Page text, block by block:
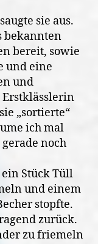
sie aus.
bekannten
bereit, sowie
und eine
und
Erstklässlerin
„sortierte“
ich mal
noch
Stück Tüll
und einem
stopfte.
zurück.
zu friemeln